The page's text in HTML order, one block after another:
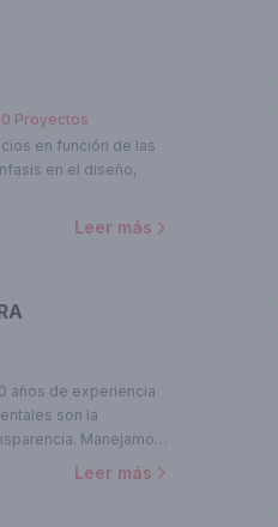
Proyectos
en función de las
en el diseño,
Leer más
años de experiencia
son la
Manejamos
enfatizamos la
y la
Leer más